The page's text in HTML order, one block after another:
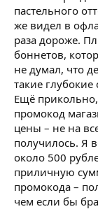
пастельного
же видел в
раза дороже.
боннетов,
не думал, что
такие
Ещё
промокод
цены – не на
получилось. Я
около 500
приличную
промокода –
чем если бы